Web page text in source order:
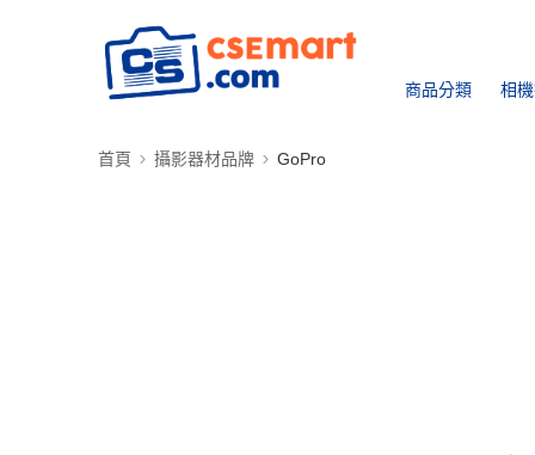
商品分類 相
首頁 攝影器材品牌 GoPro